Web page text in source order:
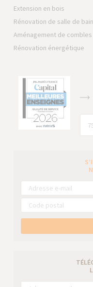
Extension en bois
Rénovation de salle de bain
Aménagement de combles
Rénovation énergétique